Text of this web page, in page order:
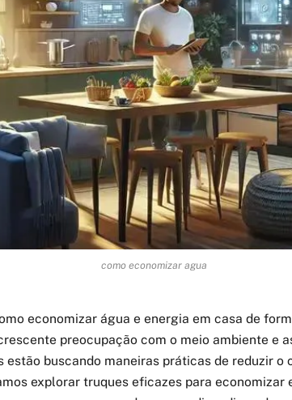
como economizar agua
economizar água e energia em casa de
preocupação com o meio ambiente e
buscando maneiras práticas de reduzir o
explorar truques eficazes para economizar